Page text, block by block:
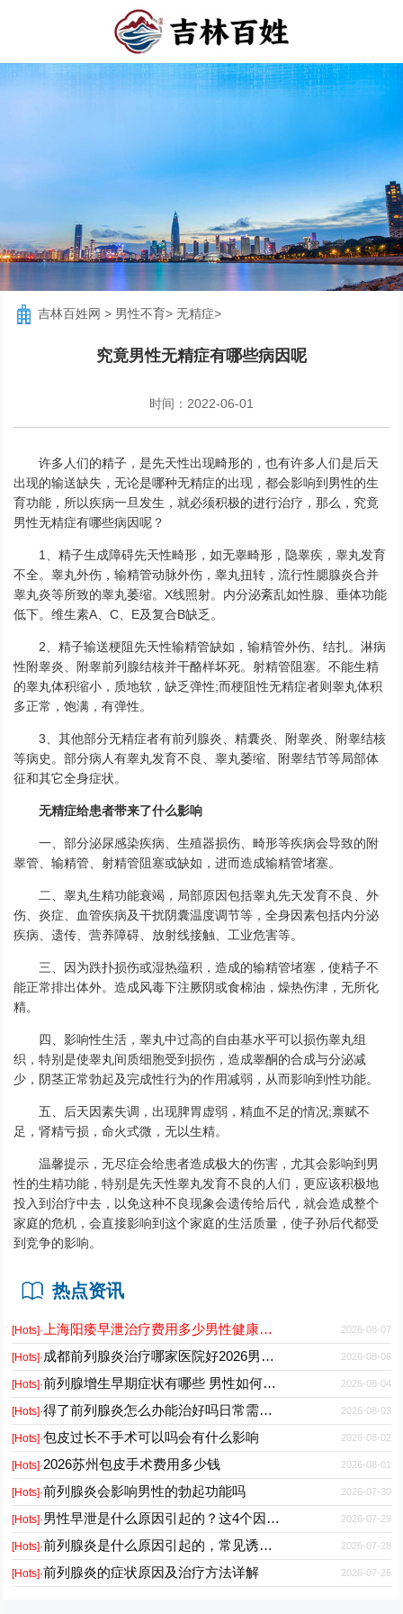
吉林百姓网 > 男性不育>无精症>
究竟男性无精症有哪些病因呢
时间：2022-06-01
许多人们的精子，是先天性出现畸形的，也有许多人们是后天
出现的输送缺失，无论是哪种无精症的出现，都会影响到男性的生
育功能，所以疾病一旦发生，就必须积极的进行治疗，那么，究竟
男性无精症有哪些病因呢？
1、精子生成障碍先天性畸形，如无睾畸形，隐睾疾，睾丸发育
不全。睾丸外伤，输精管动脉外伤，睾丸扭转，流行性腮腺炎合并
睾丸炎等所致的睾丸萎缩。X线照射。内分泌紊乱如性腺、垂体功能
低下。维生素A、C、E及复合B缺乏。
2、精子输送梗阻先天性输精管缺如，输精管外伤、结扎。淋病
性附睾炎、附睾前列腺结核并干酪样坏死。射精管阻塞。不能生精
的睾丸体积缩小，质地软，缺乏弹性;而梗阻性无精症者则睾丸体积
多正常，饱满，有弹性。
3、其他部分无精症者有前列腺炎、精囊炎、附睾炎、附睾结核
等病史。部分病人有睾丸发育不良、睾丸萎缩、附睾结节等局部体
征和其它全身症状。
无精症给患者带来了什么影响
一、部分泌尿感染疾病、生殖器损伤、畸形等疾病会导致的附
睾管、输精管、射精管阻塞或缺如，进而造成输精管堵塞。
二、睾丸生精功能衰竭，局部原因包括睾丸先天发育不良、外
伤、炎症、血管疾病及干扰阴囊温度调节等，全身因素包括内分泌
疾病、遗传、营养障碍、放射线接触、工业危害等。
三、因为跌扑损伤或湿热蕴积，造成的输精管堵塞，使精子不
能正常排出体外。造成风毒下注厥阴或食棉油，燥热伤津，无所化
精。
四、影响性生活，睾丸中过高的自由基水平可以损伤睾丸组
织，特别是使睾丸间质细胞受到损伤，造成睾酮的合成与分泌减
少，阴茎正常勃起及完成性行为的作用减弱，从而影响到性功能。
五、后天因素失调，出现脾胃虚弱，精血不足的情况;禀赋不
足，肾精亏损，命火式微，无以生精。
温馨提示，无尽症会给患者造成极大的伤害，尤其会影响到男
性的生精功能，特别是先天性睾丸发育不良的人们，更应该积极地
投入到治疗中去，以免这种不良现象会遗传给后代，就会造成整个
家庭的危机，会直接影响到这个家庭的生活质量，使子孙后代都受
到竞争的影响。
热点资讯
[Hots]·上海阳痿早泄治疗费用多少男性健康专科医院2026 2026-08-07
[Hots]·成都前列腺炎治疗哪家医院好2026男性专科门诊推荐 2026-08-06
[Hots]·前列腺增生早期症状有哪些 男性如何科学预防与日常护理 2026-08-04
[Hots]·得了前列腺炎怎么办能治好吗日常需要注意什么 2026-08-03
[Hots]·包皮过长不手术可以吗会有什么影响 2026-08-02
[Hots]·2026苏州包皮手术费用多少钱 2026-08-01
[Hots]·前列腺炎会影响男性的勃起功能吗 2026-07-30
[Hots]·男性早泄是什么原因引起的？这4个因素最常见 2026-07-29
[Hots]·前列腺炎是什么原因引起的，常见诱因有哪些 2026-07-28
[Hots]·前列腺炎的症状原因及治疗方法详解 2026-07-26